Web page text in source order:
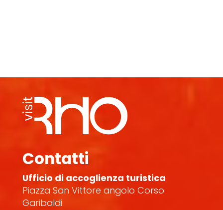
Contatti
Ufficio di accoglienza turistica
Piazza San Vittore angolo Corso
Garibaldi